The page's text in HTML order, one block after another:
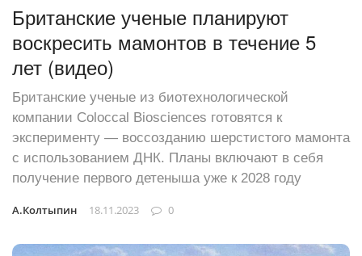
Британские ученые планируют
воскресить мамонтов в течение 5
лет (видео)
Британские ученые из биотехнологической
компании Coloccal Biosciences готовятся к
эксперименту — воссозданию шерстистого мамонта
с использованием ДНК. Планы включают в себя
получение первого детеныша уже к 2028 году
А.Колтыпин 18.11.2023 0